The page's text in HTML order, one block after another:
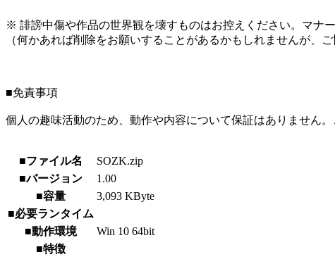
※ 誹謗中傷や作品の世界観を壊すものはお控えください。マナ
（何かあれば削除をお願いすることがあるかもしれませんが、ご
■免責事項
個人の趣味活動のため、動作や内容について保証はありません
■ファイル名
SOZK.zip
■バージョン
1.00
■容量
3,093 KByte
■必要ランタイム
■動作環境
Win 10 64bit
■特徴